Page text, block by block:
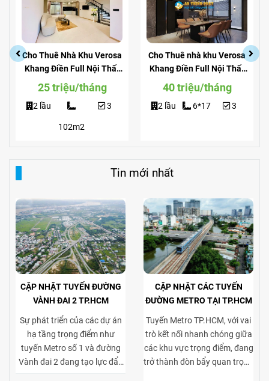
Cho Thuê Nhà Khu Verosa
Khang Điền Full Nội Thất
Giá Siêu Rẻ
25 triệu/tháng
2 lầu
102m2
3
Cho Thuê nhà khu Verosa
Khang Điền Full Nội Thất
View Công Viên
40 triệu/tháng
2 lầu 6*17 3
Tin mới nhất
CẬP NHẬT TUYẾN ĐƯỜNG
VÀNH ĐAI 2 TP.HCM
Sự phát triển của các dự án
hạ tầng trọng điểm như
tuyến Metro số 1 và đường
Vành đai 2 đang tạo lực đẩy
CẬP NHẬT CÁC TUYẾN
ĐƯỜNG METRO TẠI TP.HCM
Tuyến Metro TP.HCM, với vai
trò kết nối nhanh chóng giữa
các khu vực trọng điểm, đang
trở thành đòn bẩy quan trọng